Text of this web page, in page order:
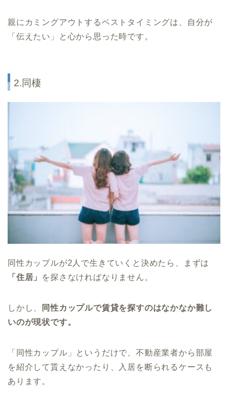
親にカミングアウトするベストタイミングは、自分が
「伝えたい」と心から思った時です。
2.同棲
同性カップルが2人で生きていくと決めたら、まずは
「住居」
を探さなければなりません。
しかし、
同性カップルで賃貸を探すのはなかなか難し
いのが現状です。
「同性カップル」というだけで、不動産業者から部屋
を紹介して貰えなかったり、入居を断られるケースも
あります。